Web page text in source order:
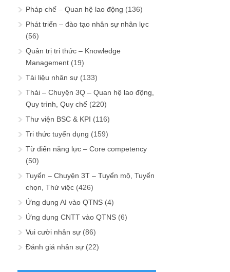
Pháp chế – Quan hệ lao động (136)
Phát triển – đào tạo nhân sự nhân lực
(56)
Quản trị tri thức – Knowledge
Management (19)
Tài liệu nhân sự (133)
Thải – Chuyện 3Q – Quan hệ lao động,
Quy trình, Quy chế (220)
Thư viện BSC & KPI (116)
Tri thức tuyển dụng (159)
Từ điển năng lực – Core competency
(50)
Tuyển – Chuyện 3T – Tuyển mộ, Tuyển
chọn, Thử việc (426)
Ứng dụng AI vào QTNS (4)
Ứng dụng CNTT vào QTNS (6)
Vui cười nhân sự (86)
Đánh giá nhân sự (22)